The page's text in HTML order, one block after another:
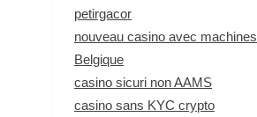
petirgacor
nouveau casino avec
Belgique
casino sicuri non AAMS
casino sans KYC crypto